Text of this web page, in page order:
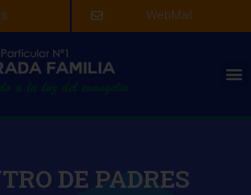
WebMail
DE PADRES